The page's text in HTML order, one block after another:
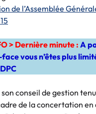
de l’Assemblée
> Dernière minute : A
vous n’êtes plus
son conseil de gestion
de la concertation en